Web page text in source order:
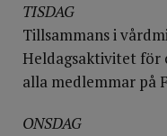
TISDAG
Tillsammans i
Heldagsaktivitet för
alla medlemmar på
ONSDAG